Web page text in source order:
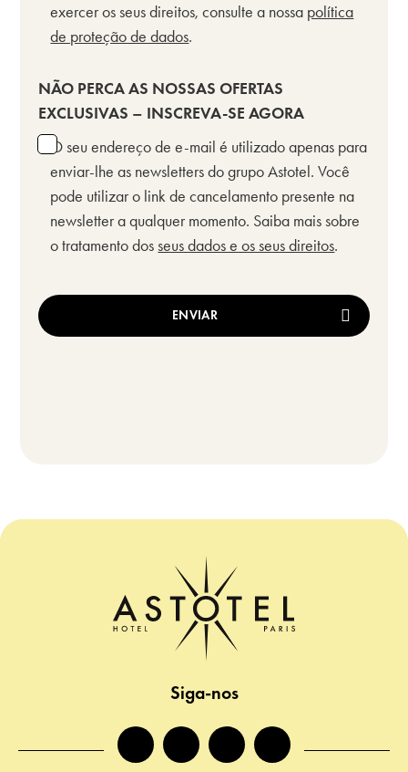
exercer os seus direitos, consulte a nossa política
de proteção de dados.
NÃO PERCA AS NOSSAS OFERTAS
EXCLUSIVAS – INSCREVA-SE AGORA
O seu endereço de e-mail é utilizado apenas para
enviar-lhe as newsletters do grupo Astotel. Você
pode utilizar o link de cancelamento presente na
newsletter a qualquer momento. Saiba mais sobre
o tratamento dosseus dados e os seus direitos.
Siga-nos
facebookinstagramtwitter tiktok